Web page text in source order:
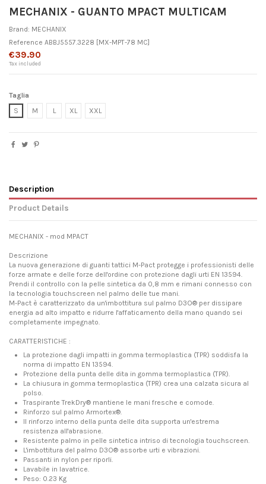
MECHANIX - GUANTO MPACT MULTICAM
Brand: MECHANIX
Reference ABBJ5557.3228 [MX-MPT-78 MC]
€39.90
Tax included
Taglia
S
M L XL XXL
Description
Product Details
MECHANIX - mod MPACT
Descrizione
La nuova generazione di guanti tattici M-Pact protegge i professionisti delle
forze armate e delle forze dell'ordine con protezione dagli urti EN 13594.
Prendi il controllo con la pelle sintetica da 0,8 mm e rimani connesso con
la tecnologia touchscreen nel palmo delle tue mani.
M-Pact è caratterizzato da un'imbottitura sul palmo D3O® per dissipare
energia ad alto impatto e ridurre l'affaticamento della mano quando sei
completamente impegnato.
CARATTERISTICHE :
La protezione dagli impatti in gomma termoplastica (TPR) soddisfa la
norma di impatto EN 13594.
Protezione della punta delle dita in gomma termoplastica (TPR).
La chiusura in gomma termoplastica (TPR) crea una calzata sicura al
polso.
Traspirante TrekDry® mantiene le mani fresche e comode.
Rinforzo sul palmo Armortex®.
Il rinforzo interno della punta delle dita supporta un'estrema
resistenza all'abrasione.
Resistente palmo in pelle sintetica intriso di tecnologia touchscreen.
L'imbottitura del palmo D3O® assorbe urti e vibrazioni.
Passanti in nylon per riporli.
Lavabile in lavatrice.
Peso: 0.23 Kg